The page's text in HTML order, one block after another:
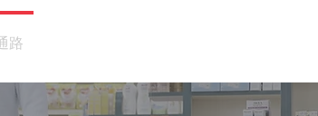
路